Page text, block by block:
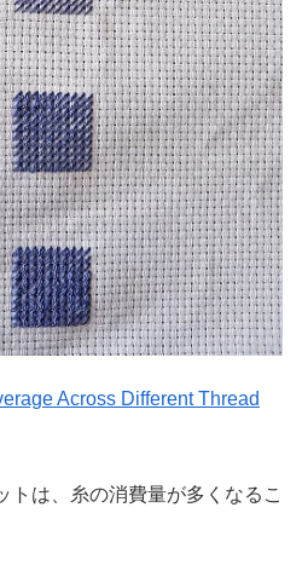
Across Different Thread
トは、糸の消費量が多くなるこ